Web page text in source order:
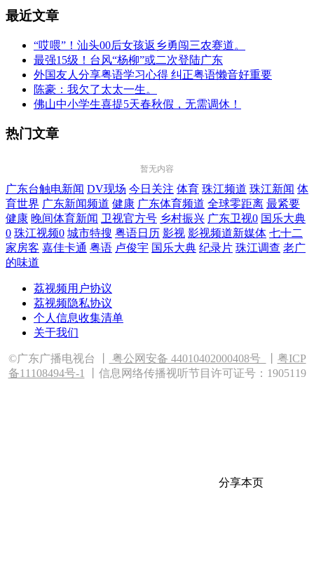
最近文章
“哎喂”！汕头00后女孩返乡勇闯三农赛道。
最强15级！台风“杨柳”或二次登陆广东
外国友人分享粤语学习心得 纠正粤语懒音好重要
陈豪：我欠了太太一生。
佛山中小学生喜提5天春秋假，无需调休！
热门文章
暂无内容
广东台触电新闻 DV现场 今日关注 体育 珠江频道 珠江新闻 体
育世界 广东新闻频道 健康 广东体育频道 全球零距离 最紧要
健康 晚间体育新闻 卫视官方号 乡村振兴 广东卫视0 国乐大典
0 珠江视频0 城市特搜 粤语日历 影视 影视频道新媒体 七十二
家房客 嘉佳卡通 粤语 卢俊宇 国乐大典 纪录片 珠江调查 老广
的味道
荔视频用户协议
荔视频隐私协议
个人信息收集清单
关于我们
©广东广播电视台 丨 粤公网安备 44010402000408号
粤ICP
备11108494号-1
丨信息网络传播视听节目许可证号：1905119
分享本页